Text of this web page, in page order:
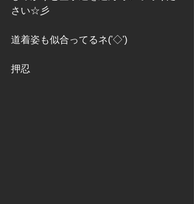
さい☆彡
道着姿も似合ってるネ('◇')ゞ
押忍